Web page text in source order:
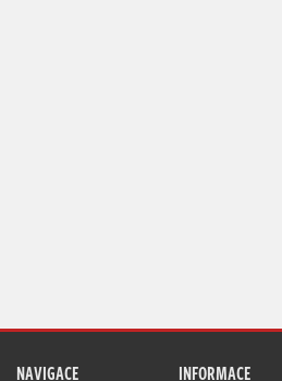
NAVIGACE INFORMACE